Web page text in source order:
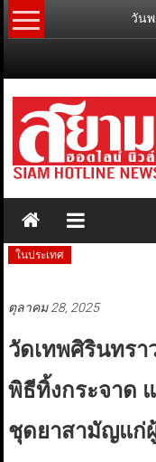
Skip
to
วัน
ในประเทศ
ตุลาคม 28, 2025
วัดเทพศิรินทร
พิธีทิ้งกระจาด
ชุดยาสามัญแก่